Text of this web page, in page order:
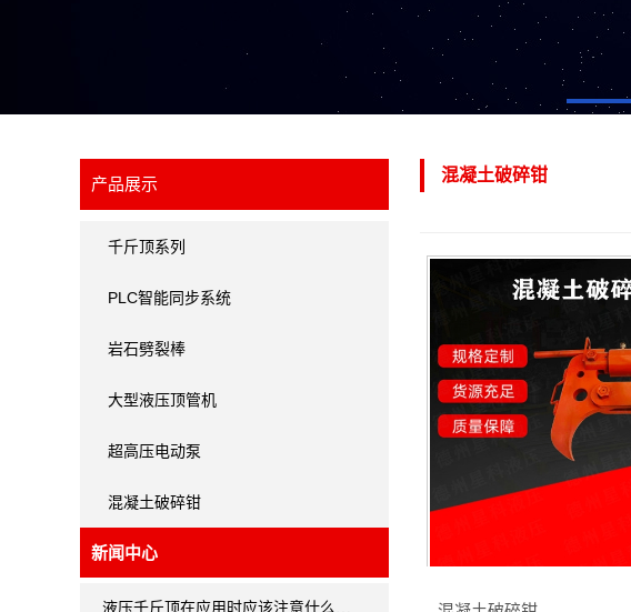
产品展示
千斤顶系列
PLC智能同步系统
岩石劈裂棒
大型液压顶管机
超高压电动泵
混凝土破碎钳
新闻中心
液压千斤顶在应用时应该注意什么…
混凝土破碎钳